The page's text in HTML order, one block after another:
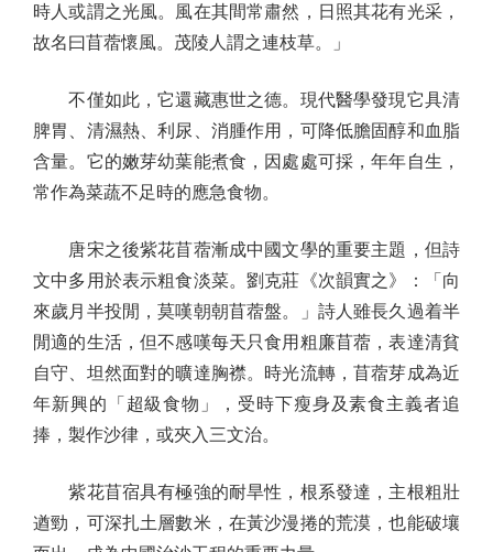
時人或謂之光風。風在其間常肅然，日照其花有光采，
故名曰苜蓿懷風。茂陵人謂之連枝草。」
不僅如此，它還藏惠世之德。現代醫學發現它具清
脾胃、清濕熱、利尿、消腫作用，可降低膽固醇和血脂
含量。它的嫩芽幼葉能煮食，因處處可採，年年自生，
常作為菜蔬不足時的應急食物。
唐宋之後紫花苜蓿漸成中國文學的重要主題，但詩
文中多用於表示粗食淡菜。劉克莊《次韻實之》：「向
來歲月半投閒，莫嘆朝朝苜蓿盤。」詩人雖長久過着半
閒適的生活，但不感嘆每天只食用粗廉苜蓿，表達清貧
自守、坦然面對的曠達胸襟。時光流轉，苜蓿芽成為近
年新興的「超級食物」，受時下瘦身及素食主義者追
捧，製作沙律，或夾入三文治。
紫花苜宿具有極強的耐旱性，根系發達，主根粗壯
遒勁，可深扎土層數米，在黃沙漫捲的荒漠，也能破壤